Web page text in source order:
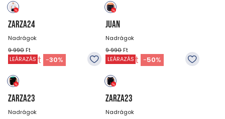
ZARZA24
Nadrágok
9 990 Ft
6 990Ft -30%
JUAN
Nadrágok
9 990Ft
4 990Ft -50%
LEÁRAZÁS
ZARZA23
Nadrágok
LEÁRAZÁS
ZARZA23
Nadrágok